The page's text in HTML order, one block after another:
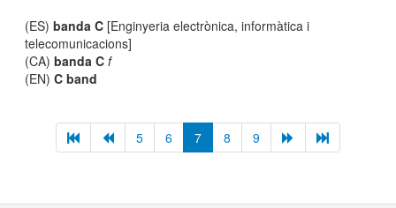
(ES)banda C [Enginyeria electrònica, informàtica i
telecomunicacions]
(CA)banda C f
(EN)C band
5 6 7 8 9